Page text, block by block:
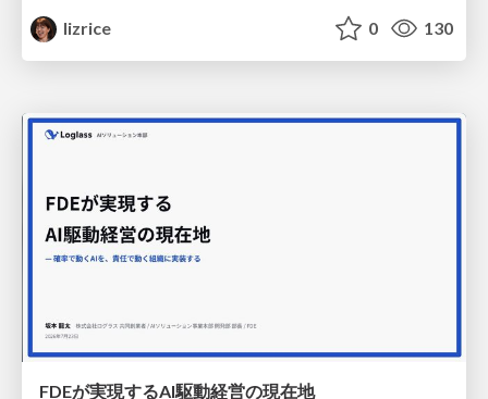
lizrice
0 130
FDEが実現するAI駆動経営の現在地